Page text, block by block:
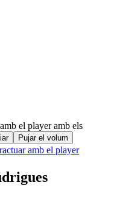
el player amb els
Pujar el volum
amb el player